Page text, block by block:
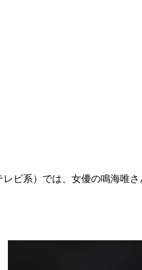
ビ系）では、女優の鳴海唯